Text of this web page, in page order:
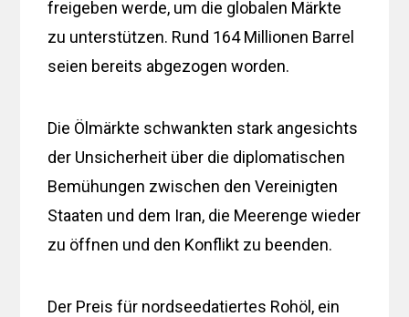
freigeben werde, um die globalen Märkte
zu unterstützen. Rund 164 Millionen Barrel
seien bereits abgezogen worden.
Die Ölmärkte schwankten stark angesichts
der Unsicherheit über die diplomatischen
Bemühungen zwischen den Vereinigten
Staaten und dem Iran, die Meerenge wieder
zu öffnen und den Konflikt zu beenden.
Der Preis für nordseedatiertes Rohöl, ein